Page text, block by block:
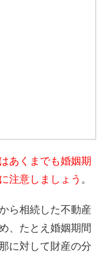
あくまでも婚姻期
注意しましょう 。
ら相続した不動産
、たとえ婚姻期間
に対して財産の分